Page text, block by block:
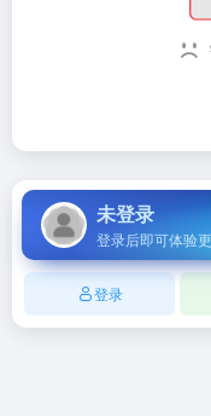
未登录
登录后即可体验
登录